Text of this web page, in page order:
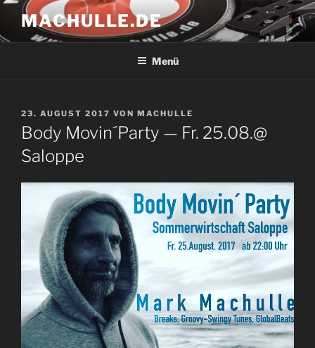
Zum
Inhalt
springen
MACHULLE.DE
Menü
VERÖFFENTLICHT
AM
23. AUGUST 2017 VON MACHULLE
Body Movin´Party — Fr. 25.08.@
Saloppe